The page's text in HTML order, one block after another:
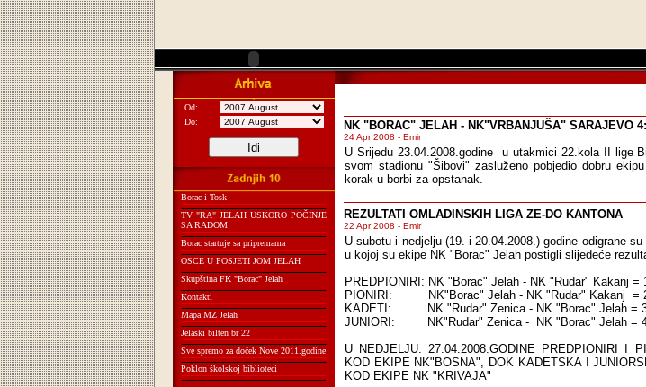
Od:
Do:
Borac i Tosk
TV "RA" JELAH USKORO POČINJE
SA RADOM
Borac startuje sa pripremama
OSCE U POSJETI JOM JELAH
Skupština FK "Borac" Jelah
Kontakti
Mapa MZ Jelah
Jelaski bilten br 22
Sve spremo za doček Nove 2011.godine
Poklon školskoj biblioteci
NK "BORAC" JELAH - NK"VRBANJUŠA" SARAJEVO
24 Apr 2008 - Emir
U Srijedu 23.04.2008.godine u utakmici 22.kola II lige
svom stadionu "Šibovi" zasluženo pobjedio dobru
korak u borbi za opstanak.
REZULTATI OMLADINSKIH LIGA ZE-DO KANTONA
22 Apr 2008 - Emir
U subotu i nedjelju (19. i 20.04.2008.) godine odigrane
u kojoj su ekipe NK "Borac" Jelah postigli slijedeće
PREDPIONIRI: NK "Borac" Jelah - NK "Rudar" Kakanj =
PIONIRI: NK"Borac" Jelah - NK "Rudar" Kakanj =
KADETI: NK "Rudar" Zenica - NK "Borac" Jelah =
JUNIORI: NK"Rudar" Zenica - NK "Borac" Jelah =
U NEDJELJU: 27.04.2008.GODINE PREDPIONIRI I
KOD EKIPE NK"BOSNA", DOK KADETSKA I
KOD EKIPE NK "KRIVAJA"